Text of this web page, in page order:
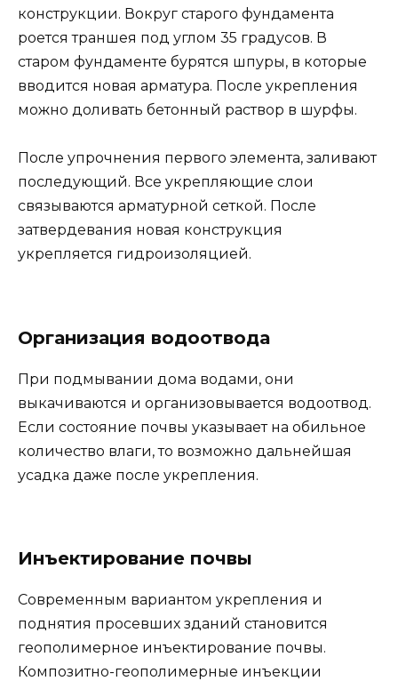
конструкции. Вокруг старого фундамента
роется траншея под углом 35 градусов. В
старом фундаменте бурятся шпуры, в которые
вводится новая арматура. После укрепления
можно доливать бетонный раствор в шурфы.
После упрочнения первого элемента, заливают
последующий. Все укрепляющие слои
связываются арматурной сеткой. После
затвердевания новая конструкция
укрепляется гидроизоляцией.
Организация водоотвода
При подмывании дома водами, они
выкачиваются и организовывается водоотвод.
Если состояние почвы указывает на обильное
количество влаги, то возможно дальнейшая
усадка даже после укрепления.
Инъектирование почвы
Современным вариантом укрепления и
поднятия просевших зданий становится
геополимерное инъектирование почвы.
Композитно-геополимерные инъекции